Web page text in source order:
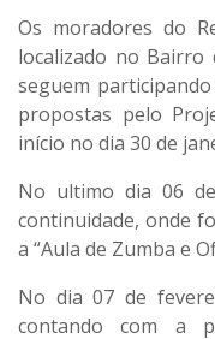
Os moradores do
localizado no Bairro
seguem
propostas pelo
início no dia 30 de
No ultimo dia 06
continuidade, onde
a “Aula de Zumba e
No dia 07 de
contando com a